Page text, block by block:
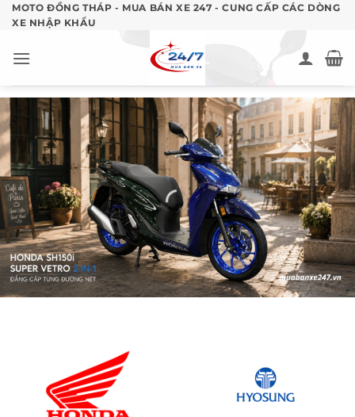
Bỏ
qua
dung
MOTO ĐỒNG THÁP - MUA BÁN XE 247 - CUNG CẤP CÁC DÒNG
XE NHẬP KHẨU